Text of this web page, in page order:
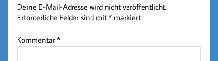
Deine E-Mail-Adresse wird nicht veröffentlicht.
Erforderliche Felder sind mit* markiert
Kommentar*